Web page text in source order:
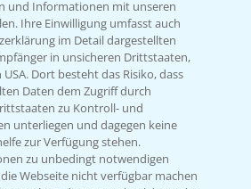
30-20220
und Informationen mit unseren
Ihre Einwilligung umfasst auch
im Detail dargestellten
in unsicheren Drittstaaten,
Dort besteht das Risiko, dass
Daten dem Zugriff durch
zu Kontroll- und
unterliegen und dagegen keine
zur Verfügung stehen.
zu unbedingt notwendigen
Webseite nicht verfügbar machen